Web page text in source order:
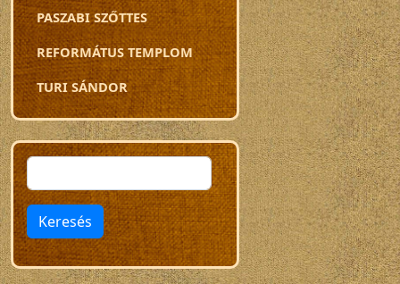
PASZABI SZŐTTES
REFORMÁTUS TEMPLOM
TURI SÁNDOR
Keresés
Keresés